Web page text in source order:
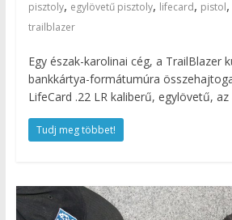
pisztoly, egylövetű pisztoly, lifecard, pistol,
trailblazer
Egy észak-karolinai cég, a TrailBlazer
bankkártya-formátumúra
LifeCard .22 LR kaliberű, egylövetű,
Tudj meg többet!